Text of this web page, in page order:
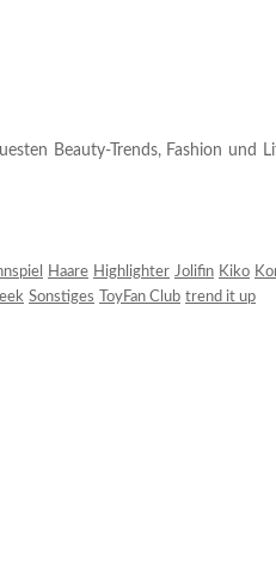
Beauty-Trends, Fashion und
Haare Highlighter Jolifin Kiko
Sonstiges ToyFan Club trend it up